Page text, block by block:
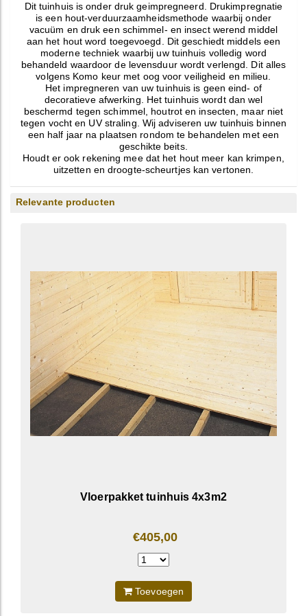
Dit tuinhuis is onder druk geimpregneerd. Drukimpregnatie
is een hout-verduurzaamheidsmethode waarbij onder
vacuüm en druk een schimmel- en insect werend middel
aan het hout word toegevoegd. Dit geschiedt middels een
moderne techniek waarbij uw tuinhuis volledig word
behandeld waardoor de levensduur wordt verlengd. Dit alles
volgens Komo keur met oog voor veiligheid en milieu.
Het impregneren van uw tuinhuis is geen eind- of
decoratieve afwerking. Het tuinhuis wordt dan wel
beschermd tegen schimmel, houtrot en insecten, maar niet
tegen vocht en UV straling. Wij adviseren uw tuinhuis binnen
een half jaar na plaatsen rondom te behandelen met een
geschikte beits.
Houdt er ook rekening mee dat het hout meer kan krimpen,
uitzetten en droogte-scheurtjes kan vertonen.
Relevante producten
Vloerpakket tuinhuis 4x3m2
€405,00
Toevoegen